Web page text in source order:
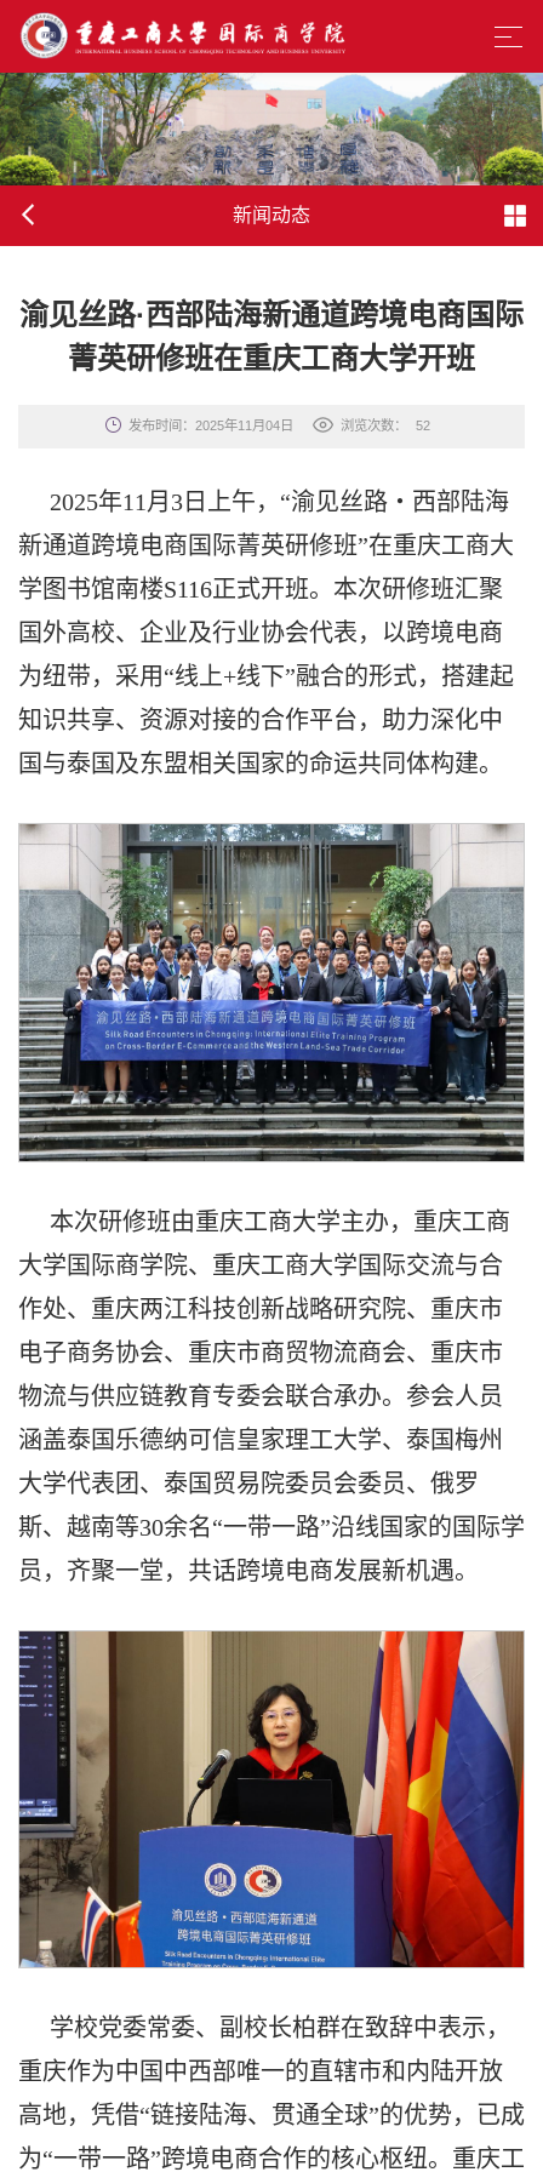
新闻动态
渝见丝路·西部陆海新通道跨境电商国际
菁英研修班在重庆工商大学开班
发布时间：2025年11月04日 浏览次数： 52
2025年11月3日上午，“渝见丝路・西部陆海
新通道跨境电商国际菁英研修班”在重庆工商大
学图书馆南楼S116正式开班。本次研修班汇聚
国外高校、企业及行业协会代表，以跨境电商
为纽带，采用“线上+线下”融合的形式，搭建起
知识共享、资源对接的合作平台，助力深化中
国与泰国及东盟相关国家的命运共同体构建。
本次研修班由重庆工商大学主办，重庆工商
大学国际商学院、重庆工商大学国际交流与合
作处、重庆两江科技创新战略研究院、重庆市
电子商务协会、重庆市商贸物流商会、重庆市
物流与供应链教育专委会联合承办。参会人员
涵盖泰国乐德纳可信皇家理工大学、泰国梅州
大学代表团、泰国贸易院委员会委员、俄罗
斯、越南等30余名“一带一路”沿线国家的国际学
员，齐聚一堂，共话跨境电商发展新机遇。
学校党委常委、副校长柏群在致辞中表示，
重庆作为中国中西部唯一的直辖市和内陆开放
高地，凭借“链接陆海、贯通全球”的优势，已成
为“一带一路”跨境电商合作的核心枢纽。重庆工